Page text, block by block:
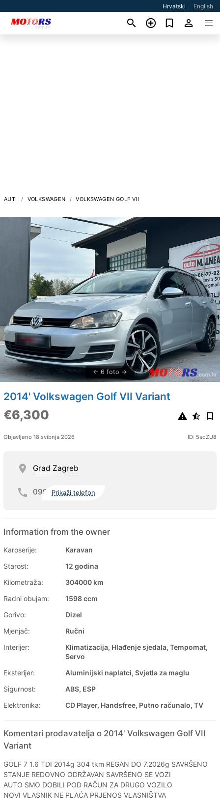
Hrvatski English
AUTI VOLKSWAGEN VOLKSWAGEN GOLF VII
6 foto
2014' Volkswagen Golf VII Variant
€6,300
Objavljeno 18 svibnja 2026 ID: 5sdZU8
Grad Zagreb
099 Prikaži telefon
Information from the owner
Karoserije:
Karavan
Starost:
12 godina
Kilometraža:
304000 km
Radni obujam:
1598 ccm
Gorivo:
Dizel
Mjenjač:
Ručni
Interijer:
Klimatizacija, Hlađenje sjedala, Tempomat,
Servo
Eksterijer:
Aluminijski naplatci, Svjetla za maglu
Sigurnost:
ABS, ESP
Elektronika:
CD Player, Handsfree, Putno računalo, TV
Komentari prodavatelja o 2014' Volkswagen Golf VII
Variant
GOLF 7 1.6 TDI 2014g 304 tkm REGAN DO 7.2026g SAVRŠENO
STANJE REDOVNO ODRŽAVAN SAVRŠENO SE VOZI
AUTO SMO DOBILI POD RAČUN ZA DRUGO VOZILO
NOVI VLASNIK NE PLAĆA PRJENOS VLASNIŠTVA